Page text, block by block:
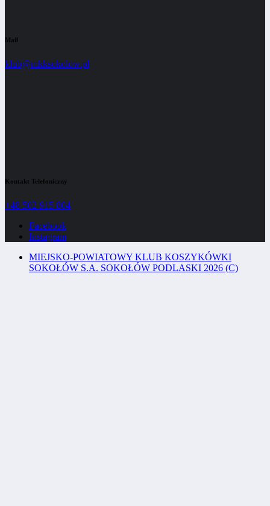
Mail
klub@mkksokolow.pl
Kontakt Telefoniczny
+48 502 915 804
Facebook
Instagram
MIEJSKO-POWIATOWY KLUB KOSZYKÓWKI
SOKOŁÓW S.A. SOKOŁÓW PODLASKI 2026 (C)